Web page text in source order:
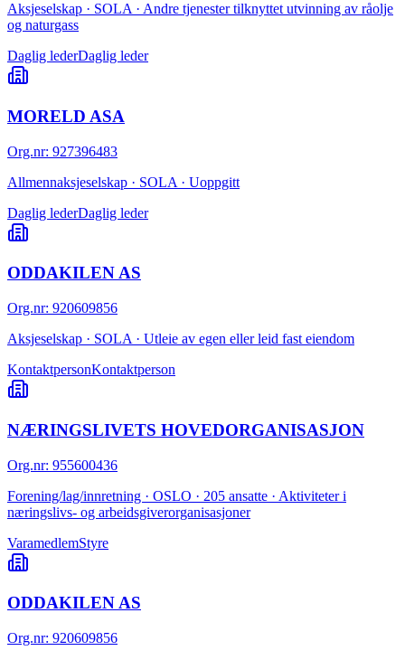
Aksjeselskap · SOLA · Andre tjenester tilknyttet utvinning av råolje
og naturgass
Daglig lederDaglig leder
MORELD ASA
Org.nr: 927396483
Allmennaksjeselskap · SOLA · Uoppgitt
Daglig lederDaglig leder
ODDAKILEN AS
Org.nr: 920609856
Aksjeselskap · SOLA · Utleie av egen eller leid fast eiendom
KontaktpersonKontaktperson
NÆRINGSLIVETS HOVEDORGANISASJON
Org.nr: 955600436
Forening/lag/innretning · OSLO · 205 ansatte · Aktiviteter i
næringslivs- og arbeidsgiverorganisasjoner
VaramedlemStyre
ODDAKILEN AS
Org.nr: 920609856